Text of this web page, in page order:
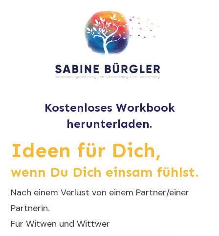
Kostenloses Workbook
herunterladen.
Ideen für Dich,
wenn Du Dich einsam fühlst.
Nach einem Verlust von einem Partner/einer
Partnerin.
Für Witwen und Wittwer